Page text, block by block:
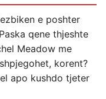
e poshter
qene thjeshte
Meadow me
korent?
apo kushdo tjeter